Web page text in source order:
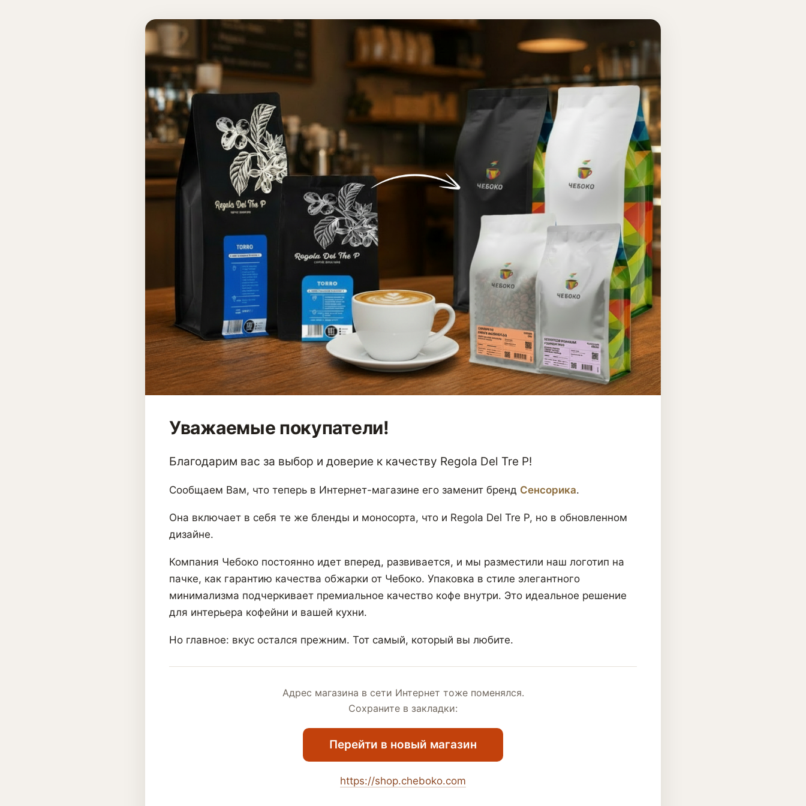
Уважаемые покупатели!
Благодарим вас за выбор и доверие к качеству Regola Del Tre P!
Сообщаем Вам, что теперь в Интернет-магазине его заменит бренд Сенсорика.
Она включает в себя те же бленды и моносорта, что и Regola Del Tre P, но в обновленном
дизайне.
Компания Чебоко постоянно идет вперед, развивается, и мы разместили наш логотип на
пачке, как гарантию качества обжарки от Чебоко. Упаковка в стиле элегантного
минимализма подчеркивает премиальное качество кофе внутри. Это идеальное решение
для интерьера кофейни и вашей кухни.
Но главное: вкус остался прежним. Тот самый, который вы любите.
Адрес магазина в сети Интернет тоже поменялся.
Сохраните в закладки:
Перейти в новый магазин
https://shop.cheboko.com